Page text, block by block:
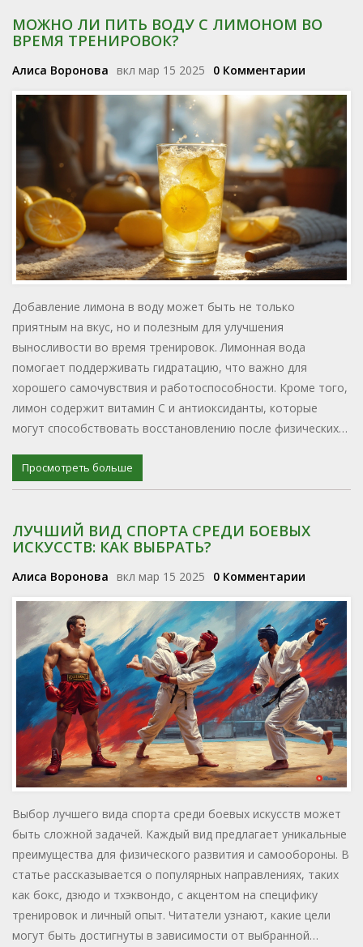
МОЖНО ЛИ ПИТЬ ВОДУ С ЛИМОНОМ ВО
ВРЕМЯ ТРЕНИРОВОК?
Алиса Воронова вкл мар 15 2025 0 Комментарии
Добавление лимона в воду может быть не только
приятным на вкус, но и полезным для улучшения
выносливости во время тренировок. Лимонная вода
помогает поддерживать гидратацию, что важно для
хорошего самочувствия и работоспособности. Кроме того,
лимон содержит витамин C и антиоксиданты, которые
могут способствовать восстановлению после физических
минимальными усилиями. Но стоит учесть рекомендации по
употреблению, чтобы получить максимум пользы.
Просмотреть больше
ЛУЧШИЙ ВИД СПОРТА СРЕДИ БОЕВЫХ
ИСКУССТВ: КАК ВЫБРАТЬ?
Алиса Воронова вкл мар 15 2025 0 Комментарии
Выбор лучшего вида спорта среди боевых искусств может
быть сложной задачей. Каждый вид предлагает уникальные
преимущества для физического развития и самообороны. В
статье рассказывается о популярных направлениях, таких
как бокс, дзюдо и тхэквондо, с акцентом на специфику
тренировок и личный опыт. Читатели узнают, какие цели
могут быть достигнуты в зависимости от выбранной